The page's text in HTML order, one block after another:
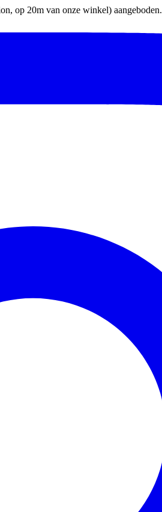
op 20m van onze winkel) aangeboden.